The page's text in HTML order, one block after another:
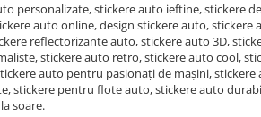
personalizate, stickere auto ieftine, stickere
auto online, design stickere auto,
reflectorizante auto, stickere auto 3D,
stickere auto retro, stickere auto cool,
auto pentru pasionați de mașini,
stickere pentru flote auto, stickere auto
soare.